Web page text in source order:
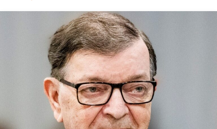
ominaisuuksien vuoksi. Euroopan kemikaaliviraston (ECHA)
mukaan tietyt PFAS‑aineet on jo rajoitettu EU:ssa
REACH‑asetuksella. Vaikka EU on rajoittanut
PFAS‑yhdisteiden käyttöä tuotteissa turvallisuusriskien
vuoksi, markkinoilla myytävistä tuotteista löytyy silti
merkittäviä määriä PFAS-kemikaaleja. Tuotteissa käytetään